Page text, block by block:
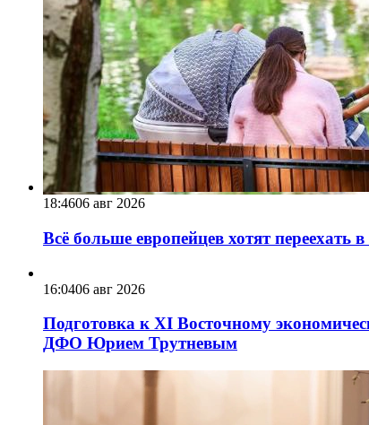
18:4606 авг 2026
Всё больше европейцев хотят переехать
16:0406 авг 2026
Подготовка к XI Восточному
ДФО Юрием Трутневым